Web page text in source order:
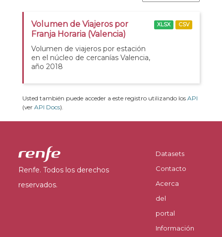
Volumen de Viajeros por
Franja Horaria (Valencia)
Volumen de viajeros por estación
en el núcleo de cercanías Valencia,
año 2018
XLSX CSV
Usted también puede acceder a este registro utilizando los API
(ver API Docs).
Renfe. Todos los derechos
reservados.
Datasets
Contacto
Acerca
del
portal
Información